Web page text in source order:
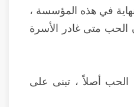
في هذه المؤسسة ،
الحب متى غادر الأسرة
أصلاً ، تبنى على